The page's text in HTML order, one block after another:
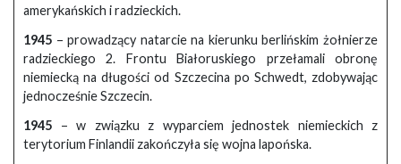
amerykańskich i radzieckich.
1945 – prowadzący natarcie na kierunku berlińskim żołnierze
radzieckiego 2. Frontu Białoruskiego przełamali obronę
niemiecką na długości od Szczecina po Schwedt, zdobywając
jednocześnie Szczecin.
1945 – w związku z wyparciem jednostek niemieckich z
terytorium Finlandii zakończyła się wojna lapońska.